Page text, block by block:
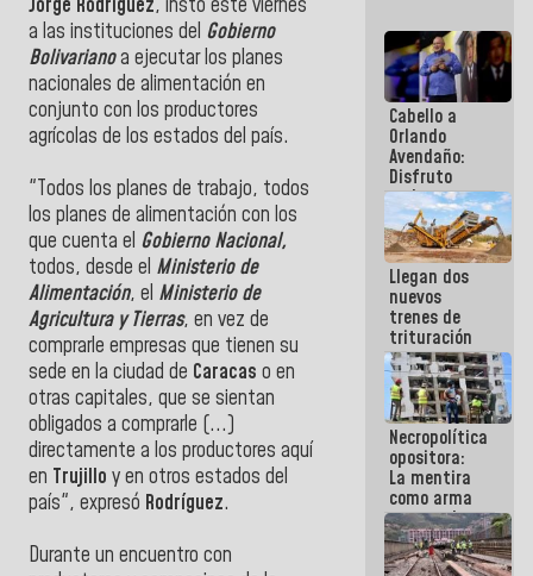
Jorge Rodríguez, instó este viernes
a las instituciones del Gobierno
Bolivarianoa ejecutar los planes
nacionales de alimentación en
conjunto con los productores
agrícolas de los estados del país.
"Todos los planes de trabajo, todos
los planes de alimentación con los
que cuenta el Gobierno Nacional,
todos, desde el Ministerio de
Alimentación, el Ministerio de
Agricultura y Tierras, en vez de
comprarle empresas que tienen su
sede en la ciudad de Caracas o en
otras capitales, que se sientan
obligados a comprarle (...)
directamente a los productores aquí
en Trujillo y en otros estados del
país", expresó Rodríguez.
Durante un encuentro con
Cabello a
Orlando
Avendaño:
Disfruto
cada vez
que escribes
porque lo
que haces
es
embarrarla
Llegan dos
nuevos
trenes de
trituración
para
optimizar
manejo de
escombros
en La Guaira
Necropolítica
opositora:
La mentira
como arma
contra el
Pueblo